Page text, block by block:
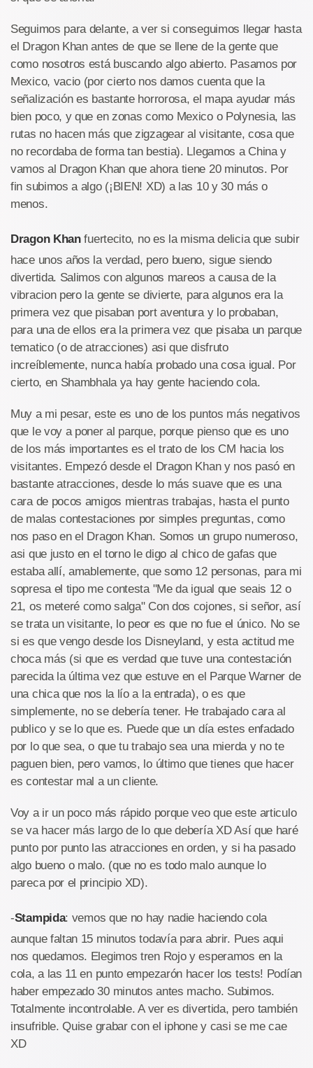
Seguimos para delante, a ver si conseguimos llegar hasta
el Dragon Khan antes de que se llene de la gente que
como nosotros está buscando algo abierto. Pasamos por
Mexico, vacio (por cierto nos damos cuenta que la
señalización es bastante horrorosa, el mapa ayudar más
bien poco, y que en zonas como Mexico o Polynesia, las
rutas no hacen más que zigzagear al visitante, cosa que
no recordaba de forma tan bestia). Llegamos a China y
vamos al Dragon Khan que ahora tiene 20 minutos. Por
fin subimos a algo (¡BIEN! XD) a las 10 y 30 más o
menos.
Dragon Khanfuertecito, no es la misma delicia que subir
hace unos años la verdad, pero bueno, sigue siendo
divertida. Salimos con algunos mareos a causa de la
vibracion pero la gente se divierte, para algunos era la
primera vez que pisaban port aventura y lo probaban,
para una de ellos era la primera vez que pisaba un parque
tematico (o de atracciones) asi que disfruto
increíblemente, nunca había probado una cosa igual. Por
cierto, en Shambhala ya hay gente haciendo cola.
Muy a mi pesar, este es uno de los puntos más negativos
que le voy a poner al parque, porque pienso que es uno
de los más importantes es el trato de los CM hacia los
visitantes. Empezó desde el Dragon Khan y nos pasó en
bastante atracciones, desde lo más suave que es una
cara de pocos amigos mientras trabajas, hasta el punto
de malas contestaciones por simples preguntas, como
nos paso en el Dragon Khan. Somos un grupo numeroso,
asi que justo en el torno le digo al chico de gafas que
estaba allí, amablemente, que somo 12 personas, para mi
sopresa el tipo me contesta "Me da igual que seais 12 o
21, os meteré como salga" Con dos cojones, si señor, así
se trata un visitante, lo peor es que no fue el único. No se
si es que vengo desde los Disneyland, y esta actitud me
choca más (si que es verdad que tuve una contestación
parecida la última vez que estuve en el Parque Warner de
una chica que nos la lío a la entrada), o es que
simplemente, no se debería tener. He trabajado cara al
publico y se lo que es. Puede que un día estes enfadado
por lo que sea, o que tu trabajo sea una mierda y no te
paguen bien, pero vamos, lo último que tienes que hacer
es contestar mal a un cliente.
Voy a ir un poco más rápido porque veo que este articulo
se va hacer más largo de lo que debería XD Así que haré
punto por punto las atracciones en orden, y si ha pasado
algo bueno o malo. (que no es todo malo aunque lo
pareca por el principio XD).
-Stampida: vemos que no hay nadie haciendo cola
aunque faltan 15 minutos todavía para abrir. Pues aqui
nos quedamos. Elegimos tren Rojo y esperamos en la
cola, a las 11 en punto empezarón hacer los tests! Podían
haber empezado 30 minutos antes macho. Subimos.
Totalmente incontrolable. A ver es divertida, pero también
insufrible. Quise grabar con el iphone y casi se me cae
XD